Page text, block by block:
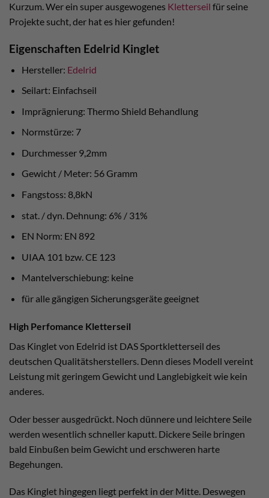
Kurzum. Wer ein super ausgewogenes Kletterseil für seine
Projekte sucht, der hat es hier gefunden!
Eigenschaften Edelrid Kinglet
Hersteller: Edelrid
Seilart: Einfachseil
Imprägnierung: Thermo Shield Behandlung
Normstürze: 7
Durchmesser 9,2mm
Gewicht / Meter: 56 Gramm
Fangstoss: 8,8kN
stat. / dyn. Dehnung: 6% / 31%
EN Norm: EN 892
UIAA 101 bzw. CE 123
Mantelverschiebung: keine
für alle gängigen Sicherungsgeräte geeignet
High Perfomance Kletterseil
Das Kinglet von Edelrid ist DAS Sportkletterseil des
deutschen Qualitätsherstellers. Denn dieses Modell vereint
Leistung mit geringem Gewicht und Langlebigkeit wie kein
anderes.
Oder besser ausgedrückt. Noch dünnere und leichtere Seile
werden wesentlich schneller kaputt. Dickere Seile bringen
bald Einbußen beim Gewicht und erschweren harte
Begehungen.
Das Kinglet hingegen liegt perfekt in der Mitte. Deswegen